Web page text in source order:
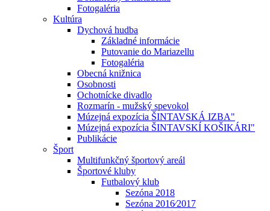
Fotogaléria
Kultúra
Dychová hudba
Základné informácie
Putovanie do Mariazellu
Fotogaléria
Obecná knižnica
Osobnosti
Ochotnícke divadlo
Rozmarín - mužský spevokol
Múzejná expozícia ŠINTAVSKÁ IZBA"
Múzejná expozícia ŠINTAVSKÍ KOŠIKÁRI"
Publikácie
Šport
Multifunkčný športový areál
Športové kluby
Futbalový klub
Sezóna 2018
Sezóna 2016⁄2017